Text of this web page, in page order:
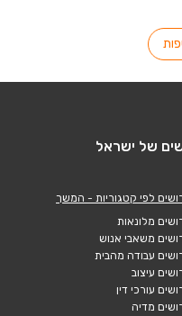
לפי קטגוריות - המשך
מלונאות
משאבי אנוש
עבודה מהבית
עיצוב
עורכי דין
מדיה